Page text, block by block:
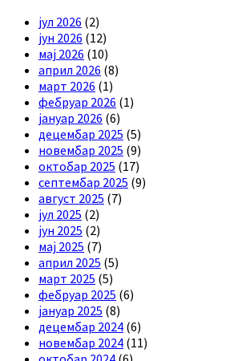
јул 2026 (2)
јун 2026 (12)
мај 2026 (10)
април 2026 (8)
март 2026 (1)
фебруар 2026 (1)
јануар 2026 (6)
децембар 2025 (5)
новембар 2025 (9)
октобар 2025 (17)
септембар 2025 (9)
август 2025 (7)
јул 2025 (2)
јун 2025 (2)
мај 2025 (7)
април 2025 (5)
март 2025 (5)
фебруар 2025 (6)
јануар 2025 (8)
децембар 2024 (6)
новембар 2024 (11)